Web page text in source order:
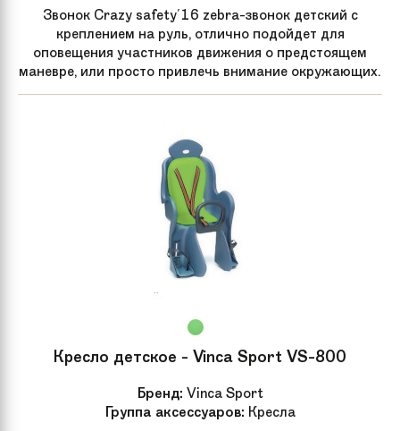
Звонок Crazy safety'16 zebra-звонок детский с
креплением на руль, отлично подойдет для
оповещения участников движения о предстоящем
маневре, или просто привлечь внимание окружающих.
Кресло детское - Vinca Sport VS-800
Бренд: Vinca Sport
Группа аксессуаров: Кресла